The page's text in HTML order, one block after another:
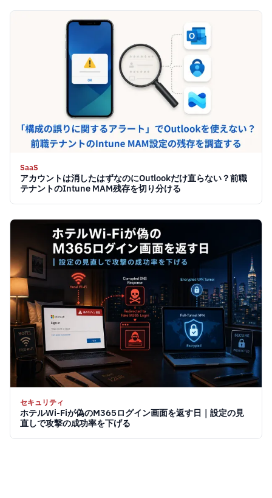
SaaS
アカウントは消したはずなのにOutlookだけ直らない？前職
テナントのIntune MAM残存を切り分ける
セキュリティ
ホテルWi-Fiが偽のM365ログイン画面を返す日｜設定の見
直しで攻撃の成功率を下げる